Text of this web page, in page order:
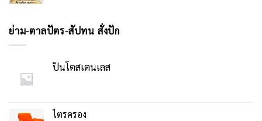
ย่าม-ตาลปัตร-สัปทน สั่งปัก
ปิ่นโตสเตนเลส
ไตรครอง